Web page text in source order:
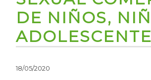
DE NIÑOS,
18/05/2020